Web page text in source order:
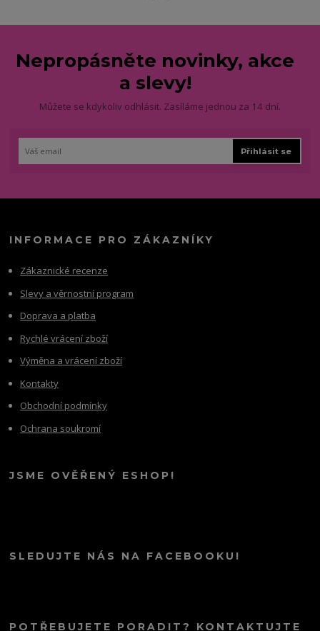
Nepropásněte novinky, akce
a slevy!
Můžete se kdykoliv odhlásit. Zasíláme jednou za 14 dní.
Přihlásit se
INFORMACE PRO ZÁKAZNÍKY
Zákaznické recenze
Slevy a věrnostní program
Doprava a platba
Rychlé vrácení zboží
Výměna a vrácení zboží
Kontakty
Obchodní podmínky
Ochrana soukromí
JSME OVĚŘENÝ ESHOP!
SLEDUJTE NÁS NA FACEBOOKU!
POTŘEBUJETE PORADIT? KONTAKTUJTE